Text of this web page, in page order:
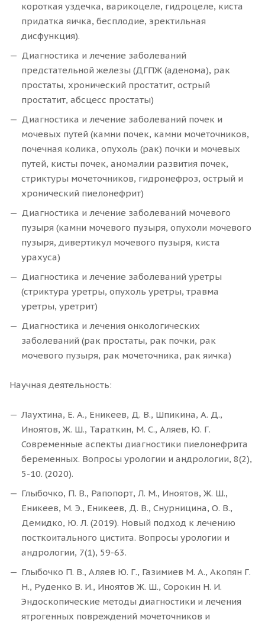
короткая уздечка, варикоцеле, гидроцеле, киста
придатка яичка, бесплодие, эректильная
дисфункция).
Диагностика и лечение заболеваний
предстательной железы (ДГПЖ (аденома), рак
простаты, хронический простатит, острый
простатит, абсцесс простаты)
Диагностика и лечение заболеваний почек и
мочевых путей (камни почек, камни мочеточников,
почечная колика, опухоль (рак) почки и мочевых
путей, кисты почек, аномалии развития почек,
стриктуры мочеточников, гидронефроз, острый и
хронический пиелонефрит)
Диагностика и лечение заболеваний мочевого
пузыря (камни мочевого пузыря, опухоли мочевого
пузыря, дивертикул мочевого пузыря, киста
урахуса)
Диагностика и лечение заболеваний уретры
(стриктура уретры, опухоль уретры, травма
уретры, уретрит)
Диагностика и лечения онкологических
заболеваний (рак простаты, рак почки, рак
мочевого пузыря, рак мочеточника, рак яичка)
Научная деятельность:
Лаухтина, Е. А., Еникеев, Д. В., Шпикина, А. Д.,
Иноятов, Ж. Ш., Тараткин, М. С., Аляев, Ю. Г.
Современные аспекты диагностики пиелонефрита
беременных. Вопросы урологии и андрологии, 8(2),
5-10. (2020).
Глыбочко, П. В., Рапопорт, Л. М., Иноятов, Ж. Ш.,
Еникеев, М. Э., Еникеев, Д. В., Снурницина, О. В.,
Демидко, Ю. Л. (2019). Новый подход к лечению
посткоитального цистита. Вопросы урологии и
андрологии, 7(1), 59-63.
Глыбочко П. В., Аляев Ю. Г., Газимиев М. А., Акопян Г.
Н., Руденко В. И., Иноятов Ж. Ш., Сорокин Н. И.
Эндоскопические методы диагностики и лечения
ятрогенных повреждений мочеточников и